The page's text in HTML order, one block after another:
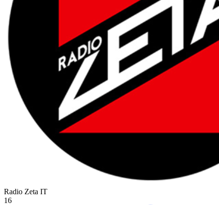
Radio Zeta IT
16